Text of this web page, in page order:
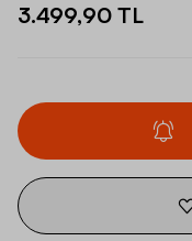
3.499,90 TL